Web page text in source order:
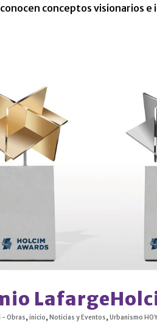
conceptos visionarios e
- Obras, inicio, Noticias y Eventos, Urbanismo